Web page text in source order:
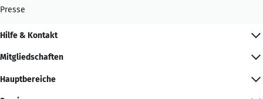
Presse
Hilfe & Kontakt
Mitgliedschaften
Hauptbereiche